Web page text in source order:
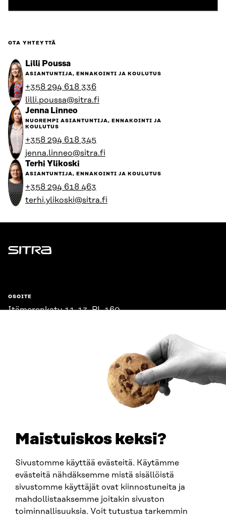
Maistuiskos keksi?
Sivustomme käyttää evästeitä. Käytämme
evästeitä nähdäksemme mistä sisällöistä
sivustomme käyttäjät ovat kiinnostuneita ja
mahdollistaaksemme joitakin sivuston
toiminnallisuuksia. Voit tutustua tarkemmin
OTA YHTEYTTÄ
Lilli Poussa
ASIANTUNTIJA, ENNAKOINTI JA KOULUTUS
+358 294 618 336
lilli.poussa@sitra.fi
Jenna Linneo
NUOREMPI ASIANTUNTIJA, ENNAKOINTI JA
KOULUTUS
+358 294 618 345
jenna.linneo@sitra.fi
Terhi Ylikoski
ASIANTUNTIJA, ENNAKOINTI JA KOULUTUS
+358 294 618 463
terhi.ylikoski@sitra.fi
Sitra
OSOITE
Itämerenkatu 11-13, PL 160,
SITRA SOSIAALISESSA MEDIASSA
LinkedIn
Instagram